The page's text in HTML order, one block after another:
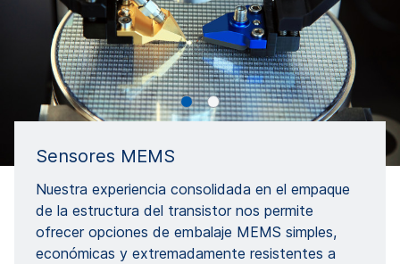
Sensores MEMS
Nuestra experiencia consolidada en el empaque
de la estructura del transistor nos permite
ofrecer opciones de embalaje MEMS simples,
económicas y extremadamente resistentes a